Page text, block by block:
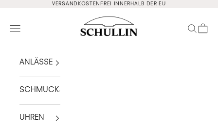
Zum Inhalt springenVERSANDKOSTENFREI INNERHALB DER EU
Schullin
Navigationsmenü öffnen
Suche
ANLÄSSE
SCHMUCK
UHREN